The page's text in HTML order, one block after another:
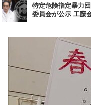
特定危険指定暴力
委員会が公示 工藤